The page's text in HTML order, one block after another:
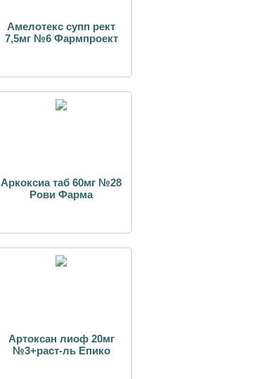
Амелотекс супп рект
7,5мг №6 Фармпроект
Аркоксиа таб 60мг №28
Рови Фарма
Артоксан лиоф 20мг
№3+раст-ль Епико